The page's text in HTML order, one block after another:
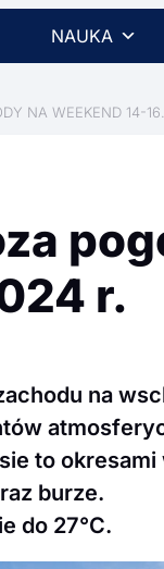
NAUKA
NA WEEKEND 14-
r.
na
to
burze.
do 27°C.